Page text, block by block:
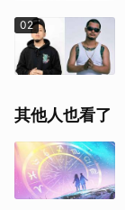
02
其他人也看了